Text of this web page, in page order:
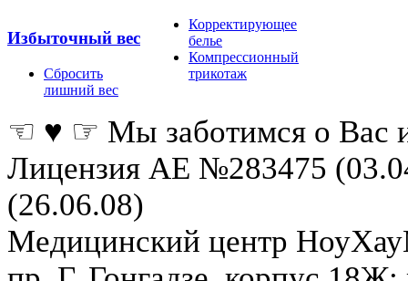
Избыточный вес
Сбросить
лишний вес
Корректирующее
белье
Компрессионный
трикотаж
☜ ♥ ☞ Мы заботимся о Вас
Лицензия АЕ №283475
(26.06.08)
Медицинский центр